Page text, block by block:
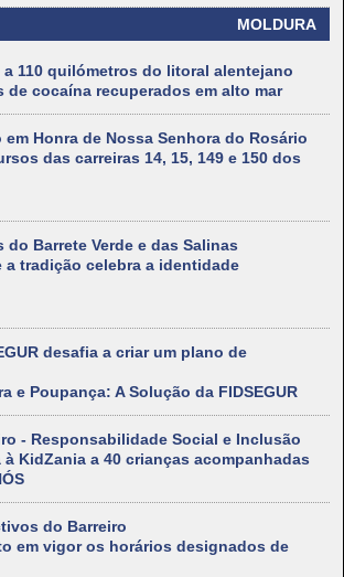
MOLDURA
110 quilómetros do litoral alentejano
de cocaína recuperados em alto mar
Honra de Nossa Senhora do Rosário
das carreiras 14, 15, 149 e 150 dos
Barrete Verde e das Salinas
a tradição celebra a identidade
desafia a criar um plano de
e Poupança: A Solução da FIDSEGUR
- Responsabilidade Social e Inclusão
KidZania a 40 crianças acompanhadas
do Barreiro
em vigor os horários designados de